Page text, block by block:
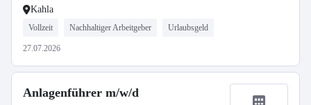
Kahla
Vollzeit Nachhaltiger Arbeitgeber Urlaubsgeld
27.07.2026
Anlagenführer m/w/d